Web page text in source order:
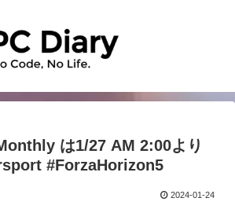
は1/27 AM 2:00より
#ForzaHorizon5
2024-01-24